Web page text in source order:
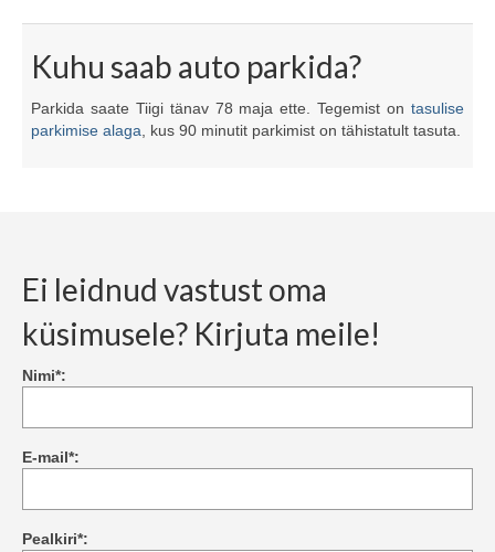
Kuhu saab auto parkida?
Parkida saate Tiigi tänav 78 maja ette. Tegemist on tasulise
parkimise alaga , kus 90 minutit parkimist on tähistatult tasuta.
Ei leidnud vastust oma
küsimusele? Kirjuta meile!
Nimi*:
E-mail*:
Pealkiri*: